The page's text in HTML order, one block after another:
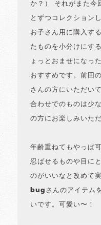
か？） それがまた今
とずつコレクション
お子さん用に購入す
たものを小分けにす
ょっとおませになっ
おすすめです。前回
さんの方にいただい
合わせでのものは少
の方にお楽しみいた
年齢重ねてもやっぱ
忍ばせるものや目に
のがいいなと改めて
bugさんのアイテム
いです。可愛い〜！